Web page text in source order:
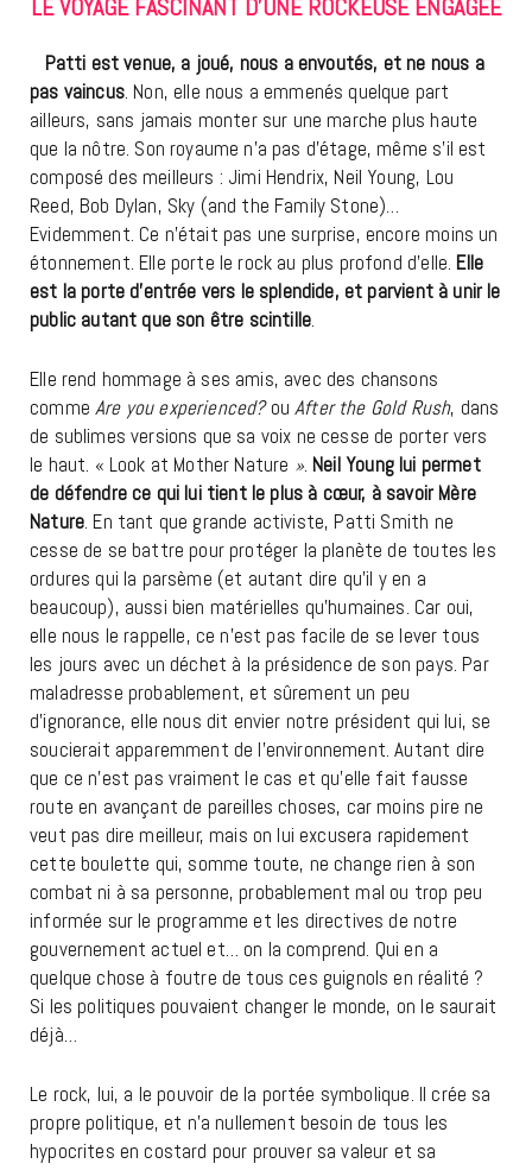
LE VOYAGE FASCINANT D’UNE ROCKEUSE ENGAGÉE
Patti est venue, a joué, nous a envoutés, et ne nous a
pas vaincus. Non, elle nous a emmenés quelque part
ailleurs, sans jamais monter sur une marche plus haute
que la nôtre. Son royaume n’a pas d’étage, même s’il est
composé des meilleurs : Jimi Hendrix, Neil Young, Lou
Reed, Bob Dylan, Sky (and the Family Stone)…
Evidemment. Ce n’était pas une surprise, encore moins un
étonnement. Elle porte le rock au plus profond d’elle. Elle
est la porte d’entrée vers le splendide, et parvient à unir le
public autant que son être scintille.
Elle rend hommage à ses amis, avec des chansons
commeAre you experienced?ouAfter the Gold Rush, dans
de sublimes versions que sa voix ne cesse de porter vers
le haut. « Look at Mother Nature ». Neil Young lui permet
de défendre ce qui lui tient le plus à cœur, à savoir Mère
Nature. En tant que grande activiste, Patti Smith ne
cesse de se battre pour protéger la planète de toutes les
ordures qui la parsème (et autant dire qu’il y en a
beaucoup), aussi bien matérielles qu’humaines. Car oui,
elle nous le rappelle, ce n’est pas facile de se lever tous
les jours avec un déchet à la présidence de son pays. Par
maladresse probablement, et sûrement un peu
d’ignorance, elle nous dit envier notre président qui lui, se
soucierait apparemment de l’environnement. Autant dire
que ce n’est pas vraiment le cas et qu’elle fait fausse
route en avançant de pareilles choses, car moins pire ne
veut pas dire meilleur, mais on lui excusera rapidement
cette boulette qui, somme toute, ne change rien à son
combat ni à sa personne, probablement mal ou trop peu
informée sur le programme et les directives de notre
gouvernement actuel et… on la comprend. Qui en a
quelque chose à foutre de tous ces guignols en réalité ?
Si les politiques pouvaient changer le monde, on le saurait
déjà…
Le rock, lui, a le pouvoir de la portée symbolique. Il crée sa
propre politique, et n’a nullement besoin de tous les
hypocrites en costard pour prouver sa valeur et sa